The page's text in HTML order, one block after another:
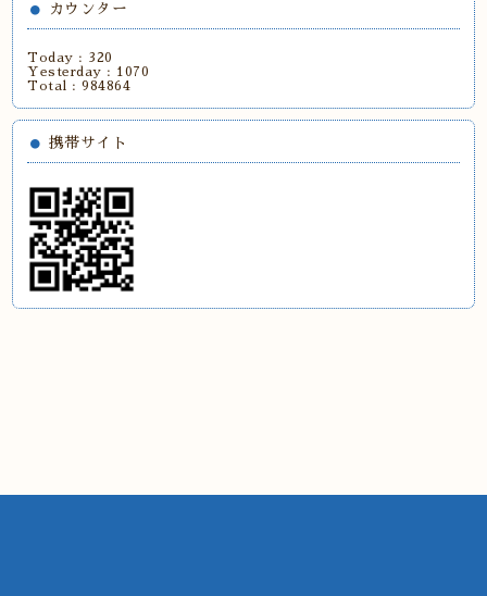
カウンター
Today : 320
Yesterday : 1070
Total :984864
携帯サイト